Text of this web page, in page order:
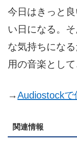
今日はきっと
い日になる。
な気持ちにな
用の音楽として
→Audiostockで
関連情報